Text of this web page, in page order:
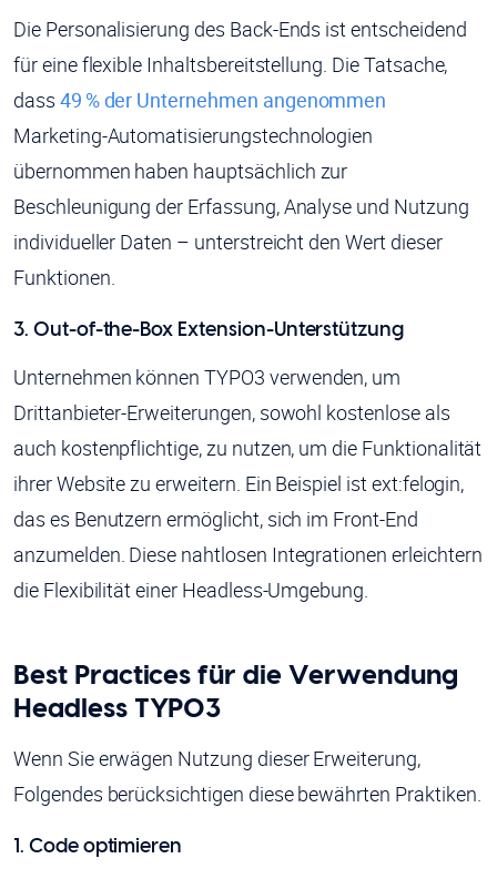
Die Personalisierung des Back-Ends ist entscheidend
für eine flexible Inhaltsbereitstellung. Die Tatsache,
dass 49 % der Unternehmen angenommen
Marketing-Automatisierungstechnologien
übernommen haben hauptsächlich zur
Beschleunigung der Erfassung, Analyse und Nutzung
individueller Daten – unterstreicht den Wert dieser
Funktionen.
3. Out-of-the-Box Extension-Unterstützung
Unternehmen können TYPO3 verwenden, um
Drittanbieter-Erweiterungen, sowohl kostenlose als
auch kostenpflichtige, zu nutzen, um die Funktionalität
ihrer Website zu erweitern. Ein Beispiel ist ext:felogin,
das es Benutzern ermöglicht, sich im Front-End
anzumelden. Diese nahtlosen Integrationen erleichtern
die Flexibilität einer Headless-Umgebung.
Best Practices für die Verwendung
Headless TYPO3
Wenn Sie erwägen Nutzung dieser Erweiterung,
Folgendes berücksichtigen diese bewährten Praktiken.
1. Code optimieren